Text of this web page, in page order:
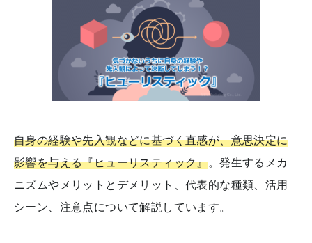
自身の経験や先入観などに基づく直感が、意思決定に
影響を与える『ヒューリスティック』。発生するメカ
ニズムやメリットとデメリット、代表的な種類、活用
シーン、注意点について解説しています。